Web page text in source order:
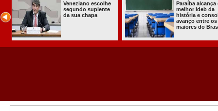
Homem é preso
com armas,
munições e
radiocomunicadore
Itabaiana
a primeira
Solidária a